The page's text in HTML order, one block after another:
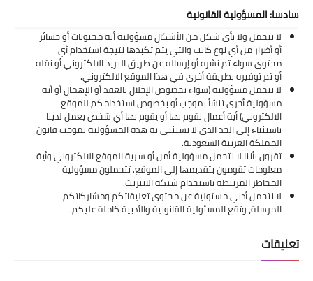
سادسا: المسؤولية القانونية
لا نتحمل ولا بأي شكل من الأشكال مسؤولية أية محتويات أو خسائر
أو أضرار من أي نوع كانت والتي يتم تكبدها نتيجة استخدام أي
محتوى سواء تم نشره أو إرساله عن طريق البريد الالكتروني أو نقله
أو تم توفيره بطريقة أخرى في هذا الموقع الالكتروني.
لا نتحمل مسؤولية (سواء بخصوص الإخلال بالعقد أو الإهمال أو أية
مسؤولية أخرى تنشأ بموجب أو بخصوص استخدامكم للموقع
الالكتروني) أية أعمال نقوم بها أو يقوم بها أي شخص يعمل لدينا
باستثناء إلى الحد الذي لا تستثنى به هذه المسؤولية بموجب قانون
المملكة العربية السعودية.
تقرون بأننا لا نتحمل مسؤولية أمن أو سرية الموقع الالكتروني وأية
معلومات تقومون بتقديمها إلى الموقع. تتحملون مسؤولية
المخاطر المرتبطة باستخدام شبكة الانترنت.
لا نتحمل أدني مسئولية عن محتوى تعليقاتكم ومشاركاتكم
المرسلة، وتقع المسئولية القانونية والأدبية كاملة عليكم.
تعليقات